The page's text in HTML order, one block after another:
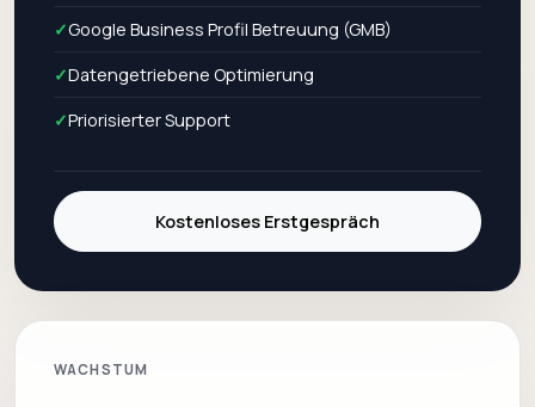
✓Google Business Profil Betreuung (GMB)
✓Datengetriebene Optimierung
✓Priorisierter Support
Kostenloses Erstgespräch
WACHSTUM